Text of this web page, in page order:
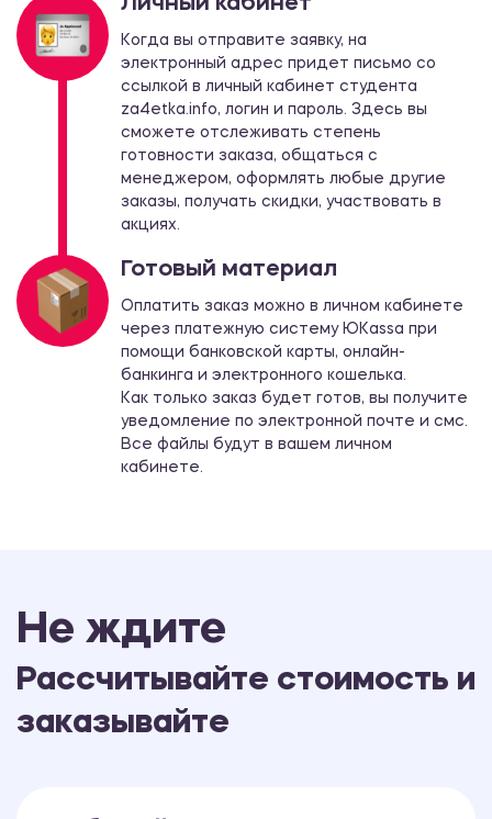
Когда вы отправите заявку, на
электронный адрес придет письмо со
ссылкой в личный кабинет студента
za4etka.info, логин и пароль. Здесь вы
сможете отслеживать степень
готовности заказа, общаться с
менеджером, оформлять любые другие
заказы, получать скидки, участвовать в
акциях.
Готовый материал
Оплатить заказ можно в личном кабинете
через платежную систему ЮKassа при
помощи банковской карты, онлайн-
банкинга и электронного кошелька.
Как только заказ будет готов, вы получите
уведомление по электронной почте и смс.
Все файлы будут в вашем личном
кабинете.
Не ждите
Рассчитывайте стоимость и
заказывайте